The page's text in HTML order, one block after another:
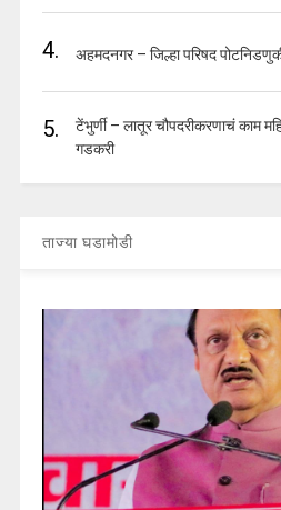
4. अहमदनगर – जिल्हा परिषद
5.
टेंभुर्णी – लातूर चौपदरीकरणाचं काम
गडकरी
ताज्या घडामोडी